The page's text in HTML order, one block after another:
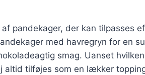
pandekager, der kan tilpasses
med havregryn for en
smag. Uanset
altid tilføjes som en lækker